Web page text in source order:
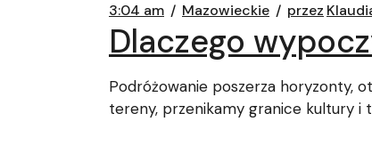
3:04 am Mazowieckie przez
Dlaczego
Podróżowanie poszerza horyzonty,
tereny, przenikamy granice kultury i